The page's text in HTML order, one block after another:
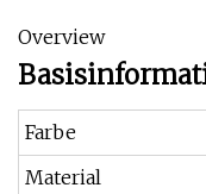
Overview
Farbe
Material